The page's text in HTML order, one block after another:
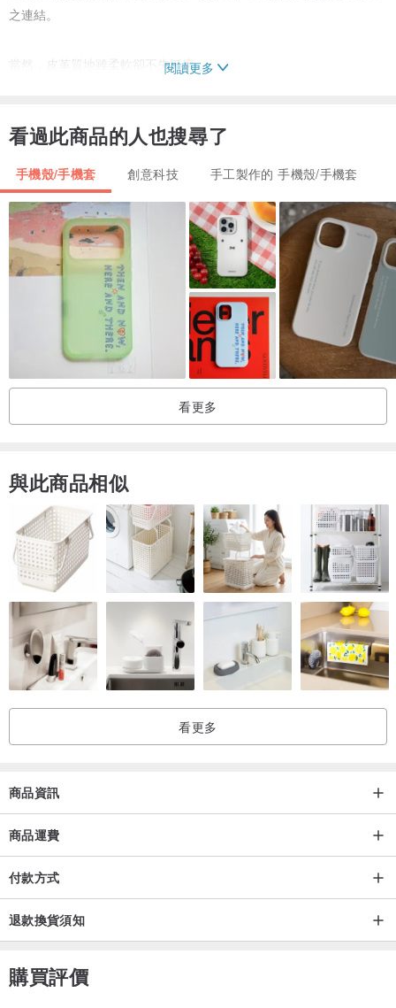
之連結。
當然，皮革質地雖柔軟卻不失挺度，
̄ ̄ ̄ ̄ ̄ ̄ ̄ ̄ ̄ ̄ ̄ ̄ ̄ ̄ ̄ ̄ ̄ ̄ ̄ ̄ ̄ ̄ ̄ ̄ ̄ ̄ ̄
希望忠實呈現手機本身的美好設計。
偏好輕薄的配件。
̄ ̄ ̄ ̄ ̄ ̄ ̄ ̄ ̄ ̄ ̄ ̄ ̄ ̄ ̄ ̄ ̄ ̄ ̄ ̄ ̄ ̄ ̄ ̄ ̄ ̄ ̄
這是一款可輕鬆置入手機的套式手機殼。
它能妥善保護您在包袋或口袋中的手機。
當您準備使用手機時，可迅速從手機殼中取出。由於使用時無須再套
上其他保護殼，您可以全然欣賞手機本身俐落的設計與纖薄的機身。
手工縫製的獨特美感。
̄ ̄ ̄ ̄ ̄ ̄ ̄ ̄ ̄ ̄ ̄ ̄ ̄ ̄ ̄ ̄ ̄
相較於機器縫製，手工縫製的優點在於：
・線材不易脫線。
・縫線前後兩面皆呈現精緻的收邊。
・能隨心掌握施力，針對受力點進行穩固的縫製。
皮革是一種能陪伴您長長久久的耐用材質，我們也致力於讓作品儘可
請細細品味這份柔軟的手工縫製質感。
牛革 (米粉色)
閱讀更多
看過此商品的人也搜尋了
手機殼/手機套 創意科技 手工製作的 手機殼/手機套
看更多
與此商品相似
看更多
商品資訊
商品運費
付款方式
退款換貨須知
購買評價